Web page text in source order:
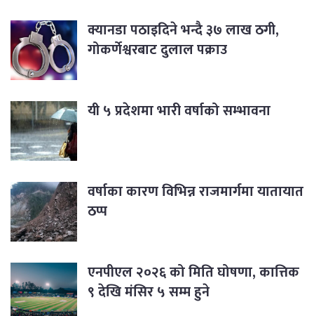
क्यानडा पठाइदिने भन्दै ३७ लाख ठगी,
गोकर्णेश्वरबाट दुलाल पक्राउ
यी ५ प्रदेशमा भारी वर्षाको सम्भावना
वर्षाका कारण विभिन्न राजमार्गमा यातायात
ठप्प
एनपीएल २०२६ को मिति घोषणा, कात्तिक
९ देखि मंसिर ५ सम्म हुने